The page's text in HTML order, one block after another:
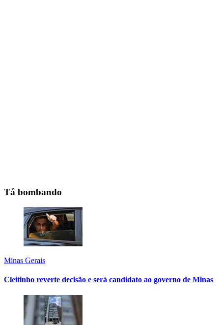
Tá bombando
Minas Gerais
Cleitinho reverte decisão e será candidato ao governo de Minas